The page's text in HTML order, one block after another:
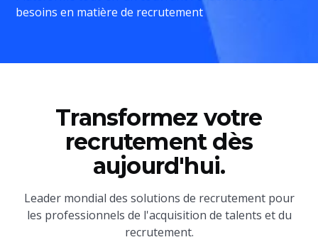
besoins en matière de recrutement
Transformez votre
recrutement dès
aujourd'hui.
Leader mondial des solutions de recrutement pour
les professionnels de l'acquisition de talents et du
recrutement.